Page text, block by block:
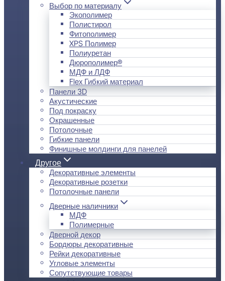
Выбор по материалу
Экополимер
Полистирол
Фитополимер
XPS Полимер
Полиуретан
Дюрополимер®
МДФ и ЛДФ
Flex Гибкий материал
Панели 3D
Акустические
Под покраску
Окрашенные
Потолочные
Гибкие панели
Финишные молдинги для панелей
Другое
Декоративные элементы
Декоративные розетки
Потолочные панели
Дверные наличники
МДФ
Полимерные
Дверной декор
Бордюры декоративные
Рейки декоративные
Угловые элементы
Сопутствующие товары